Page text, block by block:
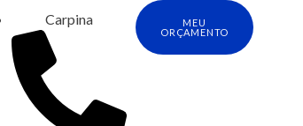
Carpina
MEU
ORÇAMENTO